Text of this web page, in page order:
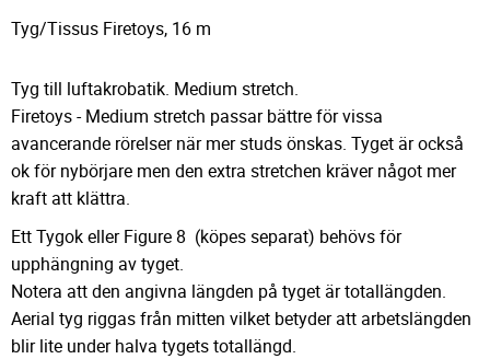
Tyg/Tissus Firetoys, 16 m
Tyg till luftakrobatik. Medium stretch.
Firetoys - Medium stretch passar bättre för vissa
avancerande rörelser när mer studs önskas. Tyget är också
ok för nybörjare men den extra stretchen kräver något mer
kraft att klättra.
Ett Tygok eller Figure 8 (köpes separat) behövs för
upphängning av tyget.
Notera att den angivna längden på tyget är totallängden.
Aerial tyg riggas från mitten vilket betyder att arbetslängden
blir lite under halva tygets totallängd.